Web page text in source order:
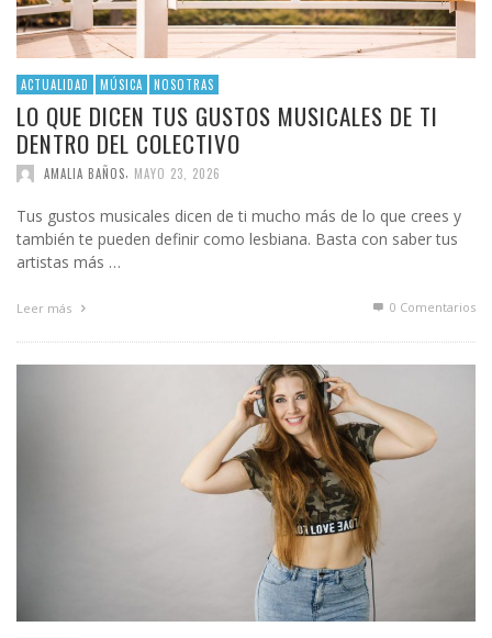
ACTUALIDAD MÚSICA NOSOTRAS
LO QUE DICEN TUS GUSTOS MUSICALES DE TI
DENTRO DEL COLECTIVO
AMALIA BAÑOS MAYO 23, 2026
Tus gustos musicales dicen de ti mucho más de lo que crees y
también te pueden definir como lesbiana. Basta con saber tus
artistas más …
Leer más 0 Comentarios